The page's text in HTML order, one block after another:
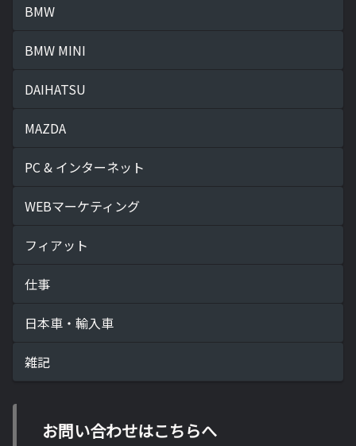
BMW
BMW MINI
DAIHATSU
MAZDA
PC & インターネット
WEBマーケティング
フィアット
仕事
日本車・輸入車
雑記
お問い合わせはこちらへ